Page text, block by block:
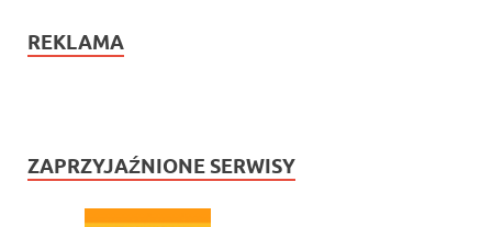
REKLAMA
ZAPRZYJAŹNIONE SERWISY